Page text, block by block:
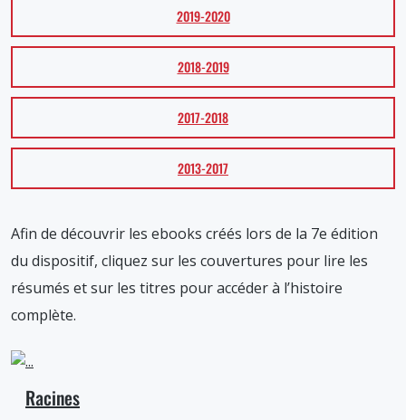
2019-2020
2018-2019
2017-2018
2013-2017
Afin de découvrir les ebooks créés lors de la 7e édition
du dispositif, cliquez sur les couvertures pour lire les
résumés et sur les titres pour accéder à l’histoire
complète.
Racines